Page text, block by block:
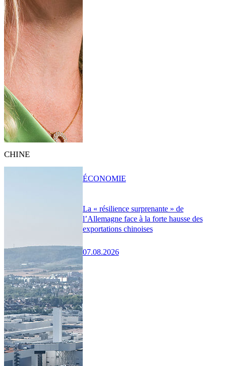
CHINE
La « résilience surprenante » de
l’Allemagne face à la forte hausse des
exportations chinoises
07.08.2026
ÉCONOMIE